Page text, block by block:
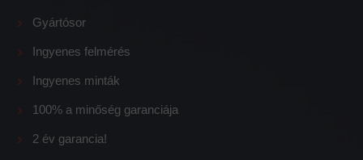
Ingyenes felmérés
Ingyenes minták
100% a minőség garanciája
2 év garancia!
Gyártók vagyunk!